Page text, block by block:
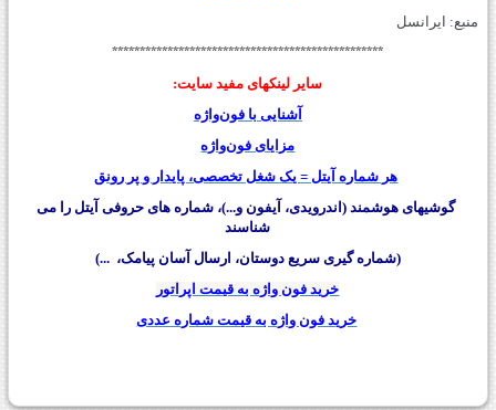
منبع: ایرانسل
*************************************************
سایر لينکهای مفید سایت:
آشنایی با فون‌واژه
مزایای فون‌واژه
هر شماره آیتل = یک شغل تخصصی، پایدار و پر رونق
گوشیهای هوشمند (اندرویدی، آیفون و...)، شماره های حروفی آیتل را می
شناسند
(شماره گیری سریع دوستان، ارسال آسان پیامک، ...)
خرید فون واژه به قیمت اپراتور
خرید فون واژه به قیمت شماره عددی